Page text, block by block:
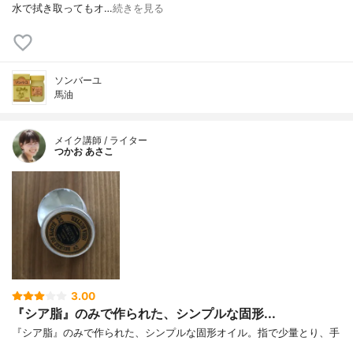
水で拭き取ってもオ…続きを見る
ソンバーユ
馬油
メイク講師 / ライター
つかお あさこ
3.00
『シア脂』のみで作られた、シンプルな固形...
『シア脂』のみで作られた、シンプルな固形オイル。指で少量とり、手